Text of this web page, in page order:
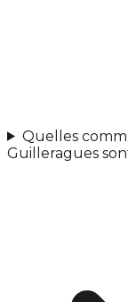
Quelles
Guilleragues